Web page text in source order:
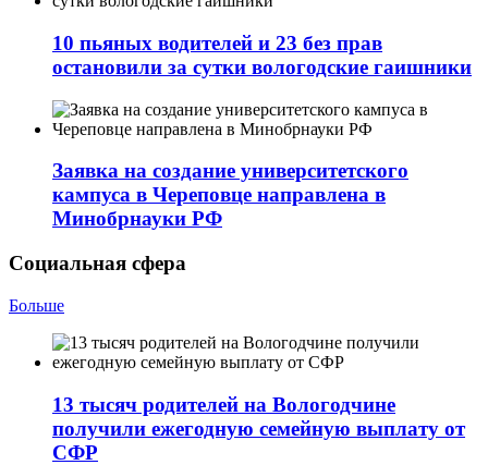
10 пьяных водителей и 23 без прав
остановили за сутки вологодские гаишники
Заявка на создание университетского
кампуса в Череповце направлена в
Минобрнауки РФ
Социальная сфера
Больше
13 тысяч родителей на Вологодчине
получили ежегодную семейную выплату от
СФР